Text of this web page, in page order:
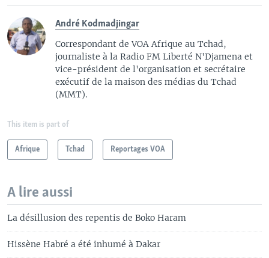
André Kodmadjingar
Correspondant de VOA Afrique au Tchad,
journaliste à la Radio FM Liberté N'Djamena et
vice-président de l'organisation et secrétaire
exécutif de la maison des médias du Tchad
(MMT).
This item is part of
Afrique Tchad Reportages VOA
A lire aussi
La désillusion des repentis de Boko Haram
Hissène Habré a été inhumé à Dakar